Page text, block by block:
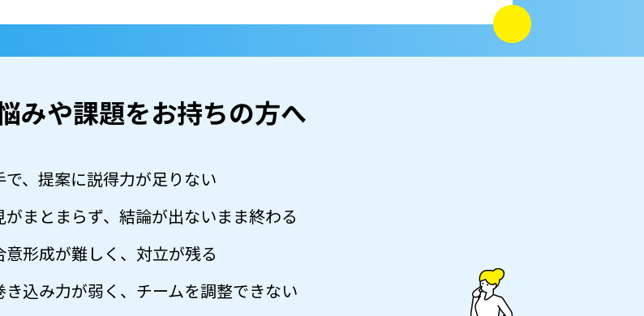
みや課題をお持ちの方へ
で、提案に説得力が足りない
がまとまらず、結論が出ないまま終わる
形成が難しく、対立が残る
き込み力が弱く、チームを調整できない